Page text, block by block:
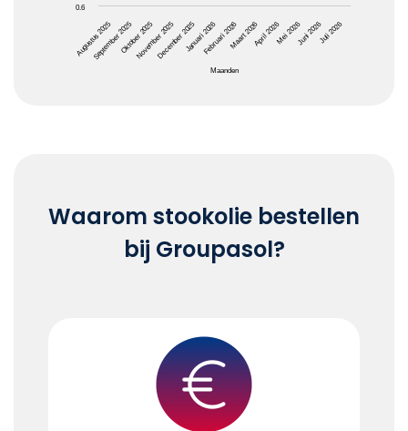
Maanden
Augustus 2025
September 2025Oktober 2025
November 2025December 2025Januari 2026Februari 2026Maart 2026April 2026Mei 2026Juni 2026Juli 2026
0.6
Waarom stookolie bestellen
bij Groupasol?